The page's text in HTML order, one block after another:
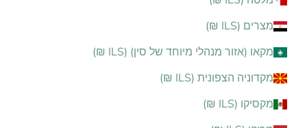
מצרים (ILS ₪)
מקאו (אזור מנהלי מיוחד של סין) (ILS ₪)
מקדוניה הצפונית (ILS ₪)
מקסיקו (ILS ₪)